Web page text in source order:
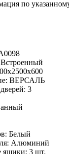
по
Встроенный
ВЕРСАЛЬ
3
Белый
Алюминий
ящики: 3 шт.